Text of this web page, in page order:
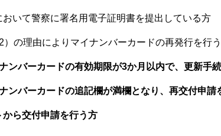
おいて警察に署名用電子証明書を提出している方
）の理由によりマイナンバーカードの再発行を行
ンバーカードの有効期限が3か月以内で、更新手
ンバーカードの追記欄が満欄となり、再交付申請
ら交付申請を行う方